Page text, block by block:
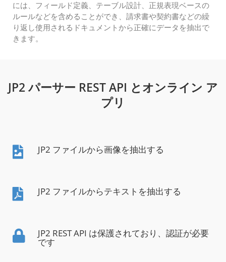
には、フィールド定義、テーブル設計、正規表現ベースの
ルールなどを含めることができ、請求書や契約書などの繰
り返し使用されるドキュメントから正確にデータを抽出で
きます。
JP2 パーサー REST API とオンライン ア
プリ
JP2 ファイルから画像を抽出する
JP2 ファイルからテキストを抽出する
JP2 REST API は保護されており、認証が必要
です